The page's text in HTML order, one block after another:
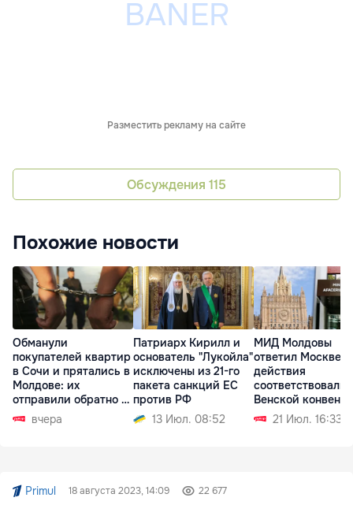
Разместить рекламу на сайте
Обсуждения 115
Похожие новости
Обманули
покупателей квартир
в Сочи и прятались в
Молдове: их
отправили обратно в
РФ вчера
Патриарх Кирилл и
основатель "Лукойла"
исключены из 21-го
пакета санкций ЕС
против РФ
13 Июл. 08:52
МИД Молдовы
ответил Москве:
действия
соответствовали
Венской
21 Июл. 16:33
Primul 18 августа 2023, 14:09 22 677